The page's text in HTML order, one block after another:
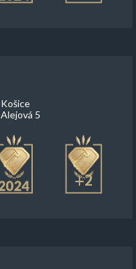
Košice
Alejová 5
+2